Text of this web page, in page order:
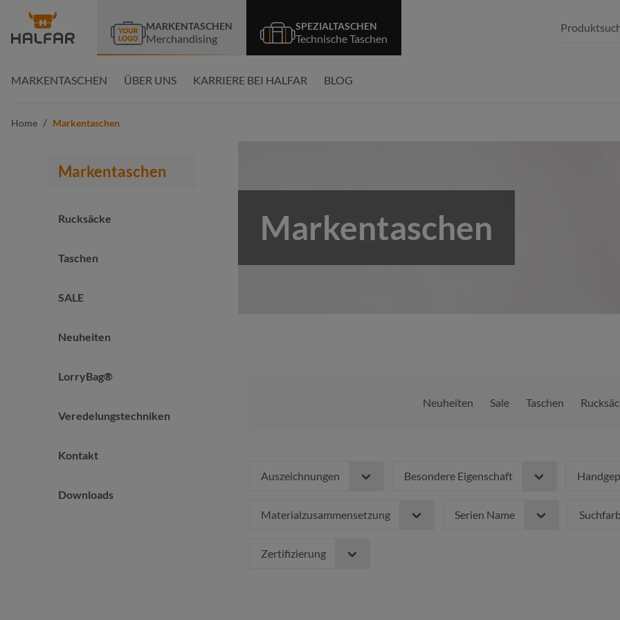
Zur Hauptnavigation springen
MARKENTASCHEN
Merchandising
SPEZIALTASCHEN
Technische Taschen
MARKENTASCHEN ÜBER UNS KARRIERE BEI HALFAR BLOG
Home / Markentaschen
Markentaschen
Markentaschen
Rucksäcke
Taschen
SALE
Neuheiten
LorryBag®
Veredelungstechniken
Kontakt
Downloads
Neuheiten Sale Taschen
Auszeichnungen Besondere Eigenschaft
Materialzusammensetzung Serien Name
Zertifizierung